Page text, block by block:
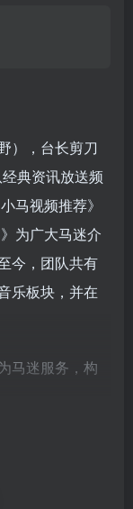
），台长剪刀
典资讯放送频
马视频推荐》
为广大马迷介
今，团队共有
乐板块，并在
马迷服务，构